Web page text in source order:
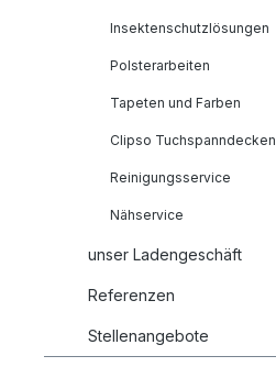
Insektenschutzlösungen
Polsterarbeiten
Tapeten und Farben
Clipso Tuchspanndecken
Reinigungsservice
Nähservice
unser Ladengeschäft
Referenzen
Stellenangebote